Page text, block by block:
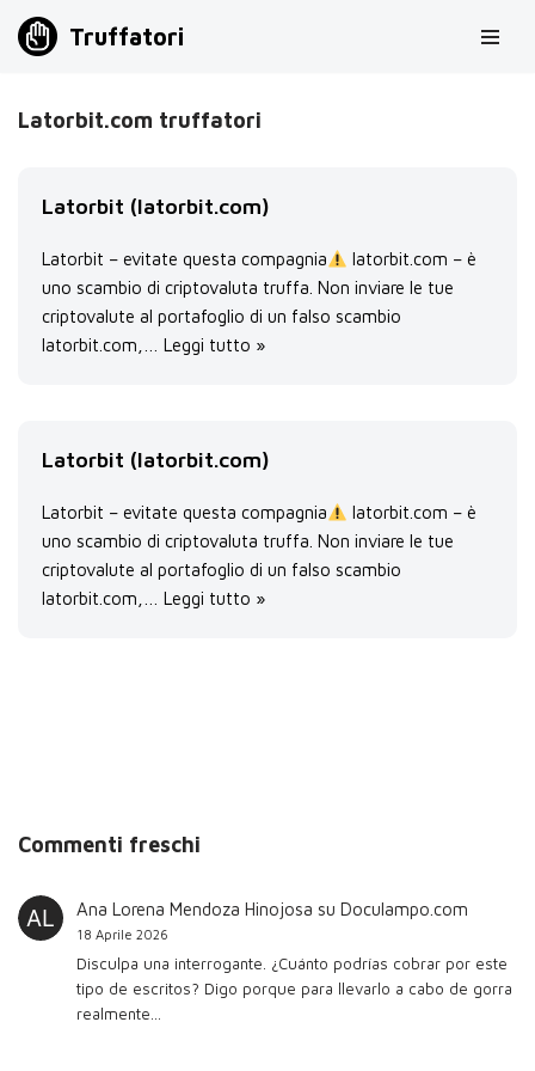
contenuto
Truffatori
Latorbit.com truffatori
Latorbit (latorbit.com)
Latorbit – evitate questa compagnia
latorbit.com – è
uno scambio di criptovaluta truffa. Non inviare le tue
criptovalute al portafoglio di un falso scambio
latorbit.com,… Leggi tutto »
Latorbit (latorbit.com)
Latorbit – evitate questa compagnia
latorbit.com – è
uno scambio di criptovaluta truffa. Non inviare le tue
criptovalute al portafoglio di un falso scambio
latorbit.com,… Leggi tutto »
Commenti freschi
Ana Lorena Mendoza Hinojosa su Doculampo.com
18 Aprile 2026
Disculpa una interrogante. ¿Cuánto podrías cobrar por este
tipo de escritos? Digo porque para llevarlo a cabo de gorra
realmente…